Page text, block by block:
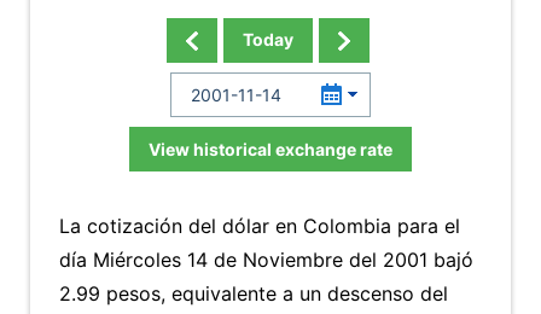
Today
View historical exchange rate
La cotización del dólar en Colombia para el
día Miércoles 14 de Noviembre del 2001 bajó
2.99 pesos, equivalente a un descenso del